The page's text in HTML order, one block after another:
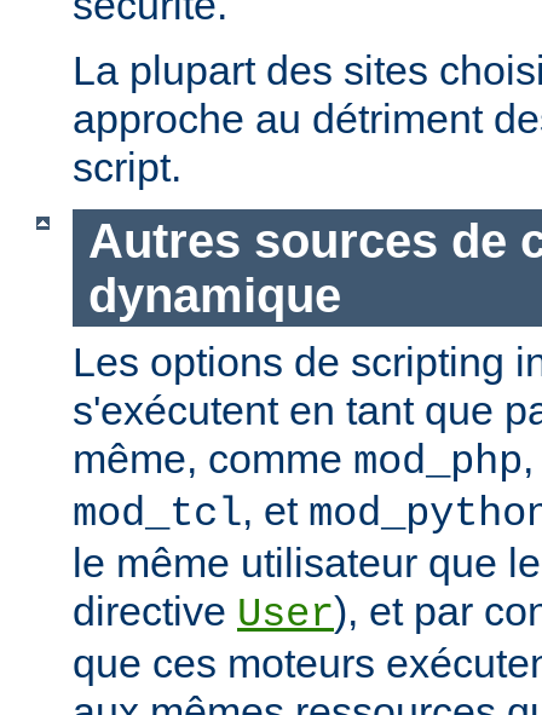
La plupart des sites
approche au détriment
script.
Autres sources de
dynamique
Les options de scripting
s'exécutent en tant que
même, comme mod_php
mod_tcl, et
le même utilisateur que
directive User), et par
que ces moteurs